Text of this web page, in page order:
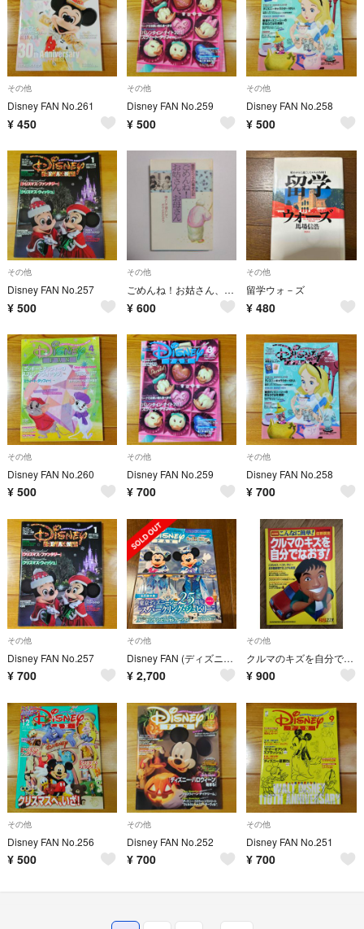
その他
Disney FAN No.261
¥ 450
その他
Disney FAN No.259
¥ 500
その他
Disney FAN No.258
¥ 500
その他
Disney FAN No.257
¥ 500
その他
ごめんね！お姑さん、お母さん
¥ 600
その他
留学ウォ－ズ
¥ 480
その他
Disney FAN No.260
¥ 500
その他
Disney FAN No.259
¥ 700
その他
Disney FAN No.258
¥ 700
その他
Disney FAN No.257
¥ 700
その他
Disney FAN (ディズニーファン)増刊 2026年 06月号 [雑誌]
¥ 2,700
その他
クルマのキズを自分でなおす！
¥ 900
その他
Disney FAN No.256
¥ 500
その他
Disney FAN No.252
¥ 700
その他
Disney FAN No.251
¥ 700